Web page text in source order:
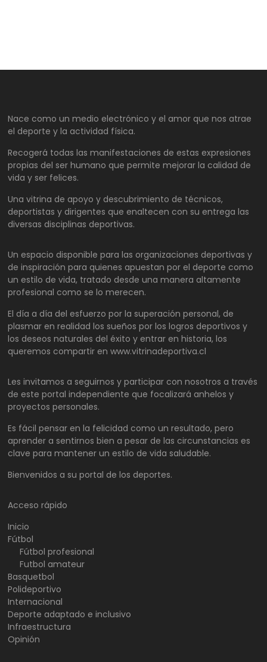
Nace como un medio electrónico y el amor que nos atrae
el deporte y la actividad física.
Recogerá todas las manifestaciones de estas expresiones
propias del ser humano que permite mejorar la calidad de
vida y ser felices.
Una vitrina de apoyo y descubrimiento de técnicos,
deportistas y dirigentes que enaltecen con su entrega las
diversas disciplinas deportivas.
Un espacio disponible para las organizaciones deportivas y
de inspiración para quienes apuestan por el deporte como
un estilo de vida, tratado desde una manera altamente
profesional como se lo merecen.
El día a día del esfuerzo por la superación personal, de
plasmar en realidad los sueños por los logros deportivos y
los deseos naturales del éxito y entrar en historia, los
queremos compartir en www.vitrinadeportiva.cl
Les invitamos a seguirnos y participar con nosotros a través
de este portal independiente que focalizará anhelos y
proyectos personales.
Es fácil pensar en la felicidad como un resultado, pero
aprender a sentirnos bien a pesar de las circunstancias es
clave para mantener un estilo de vida saludable.
Bienvenidos a su portal de los deportes.
Acceso rápido
Inicio
Fútbol
Fútbol profesional
Futbol amateur
Basquetbol
Polideportivo
Internacional
Deporte adaptado e inclusivo
Infraestructura
Opinión